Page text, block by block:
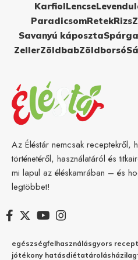
KarfiolLencse
ParadicsomRetekRizs
Savanyú káposztaSpárga
ZellerZöldbabZöldborsó
Az Éléstár nemcsak receptekről,
történetéről, használatáról és
mi lapul az éléskamrában – és
legtöbbet!
egészségfelhasználásgyors recept
jótékony hatásdiétatárolásházilag